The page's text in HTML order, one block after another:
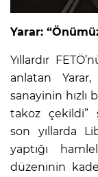
Yarar:
Yıllardır
anlatan
sanayinin
takoz çekildi”
son yıllarda
yaptığı
düzeninin